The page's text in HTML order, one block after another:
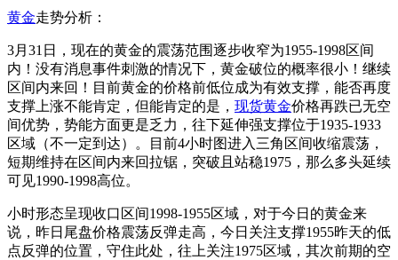
黄金走势分析：
3月31日，现在的黄金的震荡范围逐步收窄为1955-1998区间
内！没有消息事件刺激的情况下，黄金破位的概率很小！继续
区间内来回！目前黄金的价格前低位成为有效支撑，能否再度
支撑上涨不能肯定，但能肯定的是， 现货黄金价格再跌已无空
间优势，势能方面更是乏力，往下延伸强支撑位于1935-1933
区域（不一定到达）。目前4小时图进入三角区间收缩震荡，
短期维持在区间内来回拉锯，突破且站稳1975，那么多头延续
可见1990-1998高位。
小时形态呈现收口区间1998-1955区域，对于今日的黄金来
说，昨日尾盘价格震荡反弹走高，今日关注支撑1955昨天的低
点反弹的位置，守住此处，往上关注1975区域，其次前期的空